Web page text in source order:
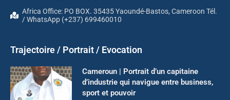
Africa Office: PO BOX. 35435 Yaoundé-Bastos, Cameroon Tél.
/ WhatsApp (+237) 699460010
Trajectoire / Portrait / Evocation
Cameroun | Portrait d’un capitaine
d’industrie qui navigue entre business,
sport et pouvoir